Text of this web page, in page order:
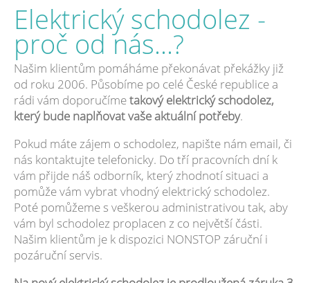
Elektrický schodolez -
proč od nás...?
Našim klientům pomáháme překonávat překážky již
od roku 2006. Působíme po celé České republice a
rádi vám doporučímetakový elektrický schodolez,
který bude naplňovat vaše aktuální potřeby.
Pokud máte zájem o schodolez, napište nám email, či
nás kontaktujte telefonicky. Do tří pracovních dní k
vám přijde náš odborník, který zhodnotí situaci a
pomůže vám vybrat vhodný elektrický schodolez.
Poté pomůžeme s veškerou administrativou tak, aby
vám byl schodolez proplacen z co největší části.
Našim klientům je k dispozici NONSTOP záruční i
pozáruční servis.